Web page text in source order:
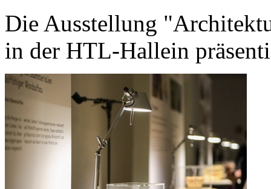
Die Ausstellung
in der HTL-Hallein